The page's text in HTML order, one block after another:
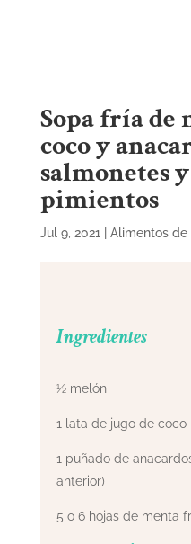
Sopa fría de
coco y
salmonetes
pimientos
Jul 9, 2021 Alimentos
Ingredientes
½ melón
1 lata de jugo de coco
1 puñado de
anterior)
5 o 6 hojas de menta